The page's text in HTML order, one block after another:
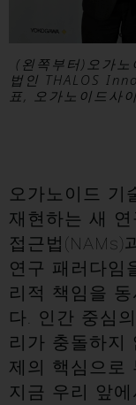
(왼쪽부터)오가
법인 THALOS
표, 오가노이드사
오가노이드 기
재현하는 새
접근법(NAMs)
연구 패러다임
리적 책임을
다. 인간 중심
리가 충돌하지
제의 핵심으로
지금 우리 앞